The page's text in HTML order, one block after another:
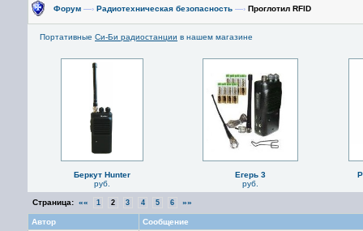
Форум —› Радиотехническая безопасность —› Проглотил RFID
Портативные Си-Би радиостанции в нашем магазине
Беркут Hunter
руб.
Егерь 3
руб.
Страница: «« 1 2 3 4 5 6 »»
Автор
Сообщение